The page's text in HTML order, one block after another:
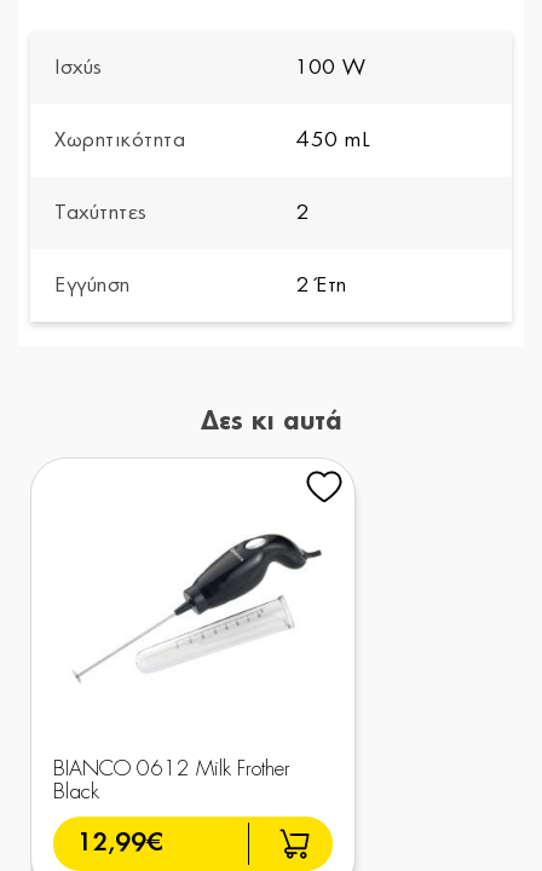
Ισχύς 100 W
Χωρητικότητα 450 mL
Ταχύτητες 2
Εγγύηση 2 Έτη
Δες κι αυτά
BIANCO 0612 Milk Frother
Black
12,99€